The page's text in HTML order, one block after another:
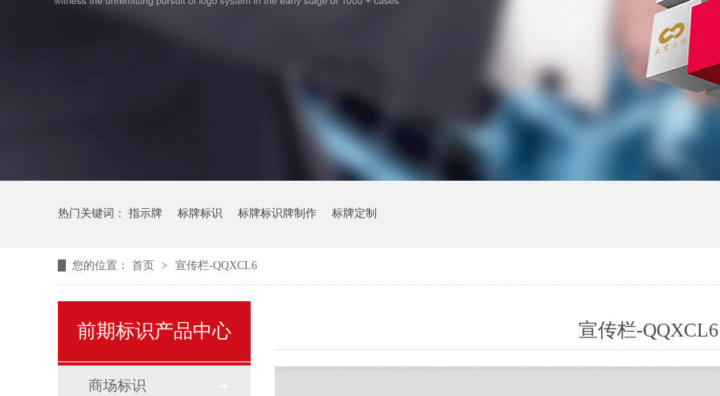
热门关键词： 指示牌 标牌标识 标牌标识牌制作 标牌定制
您的位置： 首页 > 宣传栏-QQXCL6
宣传栏-QQXCL6
前期标识产品中心
商场标识